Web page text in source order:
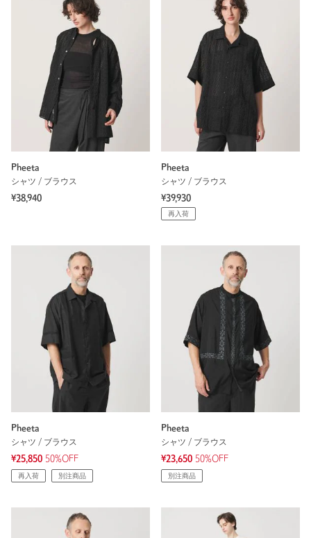
Pheeta
シャツ / ブラウス
¥38,940
Pheeta
シャツ / ブラウス
¥39,930
再入荷
Pheeta
シャツ / ブラウス
¥25,850 50%OFF
再入荷 別注商品
Pheeta
シャツ / ブラウス
¥23,650 50%OFF
別注商品